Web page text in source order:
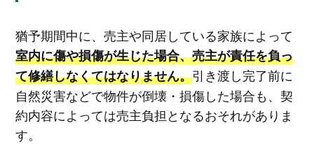
猶予期間中に、売主や同居している家族によって
室内に傷や損傷が生じた場合、売主が責任を負っ
て修繕しなくてはなりません。引き渡し完了前に
自然災害などで物件が倒壊・損傷した場合も、契
約内容によっては売主負担となるおそれがありま
す。